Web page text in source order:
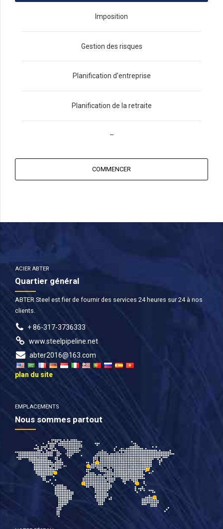
Imposition
Gestion des risques
Planification d'entreprise
Planification de la retraite
–
COMMENCER
ACIER ABTER
Quartier général
ABTER Steel est fier de fournir des services 24 heures sur 24 à nos
clients.
+ 86-317-3736333
www.steelpipeline.net
abter2016@163.com
plan du site
EMPLACEMENTS
Nous sommes partout